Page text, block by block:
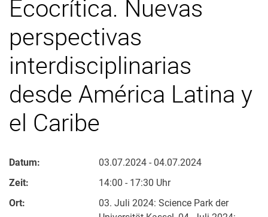
Ecocrítica. Nuevas
perspectivas
interdisciplinarias
desde América Latina y
el Caribe
Datum:
03.07.2024 - 04.07.2024
Zeit:
14:00 - 17:30 Uhr
Ort:
03. Juli 2024: Science Park der